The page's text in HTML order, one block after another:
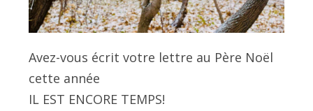
Avez-vous écrit votre lettre au Père Noël
cette année
IL EST ENCORE TEMPS!